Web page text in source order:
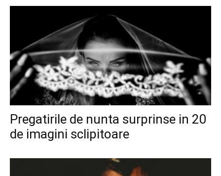
Pregatirile de nunta surprinse in 20
de imagini sclipitoare